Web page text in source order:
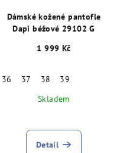
Dámské kožené pantofle
Dapi béžové 29102 G
1 999 Kč
36 37 38
39
Skladem
Detail